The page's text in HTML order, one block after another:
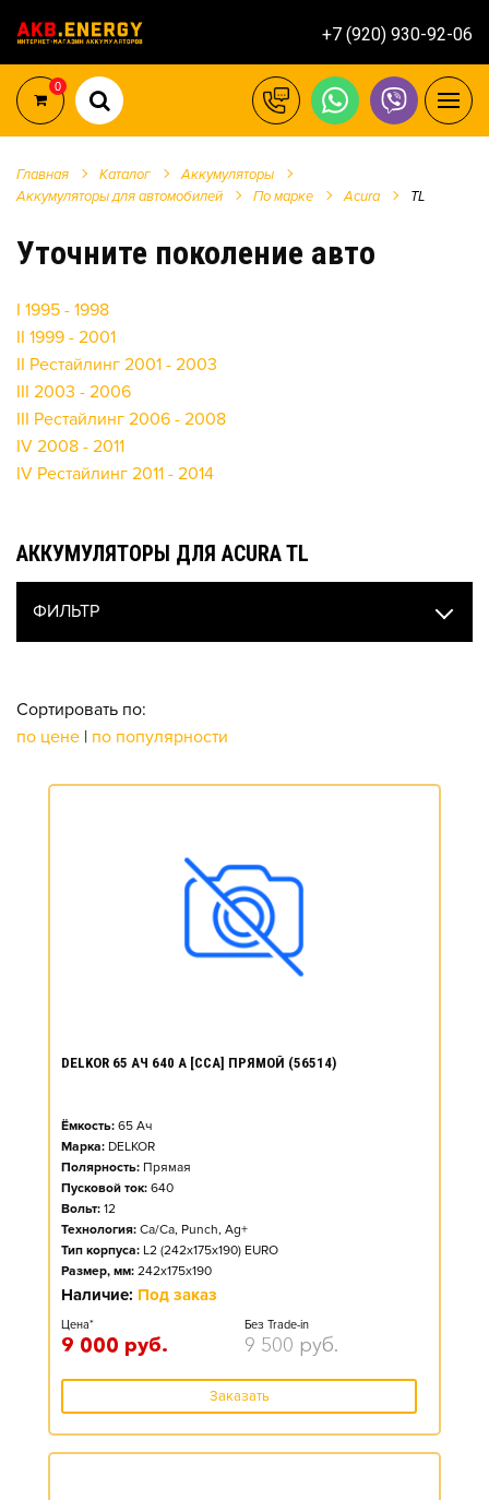
+7 (920) 930-92-06
0
Главная Каталог
Аккумуляторы
Аккумуляторы для автомобилей
По марке Acura TL
Уточните поколение авто
I 1995 - 1998
II 1999 - 2001
II Рестайлинг 2001 - 2003
III 2003 - 2006
III Рестайлинг 2006 - 2008
IV 2008 - 2011
IV Рестайлинг 2011 - 2014
АККУМУЛЯТОРЫ ДЛЯ ACURA TL
ФИЛЬТР
Сортировать по:
по цене | по популярности
DELKOR 65 АЧ 640 А [CCA] ПРЯМОЙ (56514)
Ёмкость: 65 Ач
Марка: DELKOR
Полярность: Прямая
Пусковой ток: 640
Вольт: 12
Технология: Ca/Ca, Punch, Ag+
Тип корпуса: L2 (242x175x190) EURO
Размер, мм: 242x175x190
Наличие: Под заказ
Цена*
9 000 руб.
Без Trade-in
9 500 руб.
Заказать